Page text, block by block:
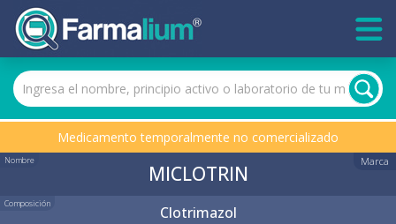
Medicamento temporalmente no comercializado
Nombre Marca
MICLOTRIN
Composición Clotrimazol